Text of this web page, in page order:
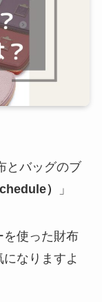
とバッグのブ
） 」
を使った財布
なりますよ